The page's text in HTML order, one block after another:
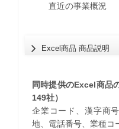
直近の事業概況
Excel商品 商品説明
同時提供のExcel商品
149社）
企業コード、漢字商
地、電話番号、業種コ